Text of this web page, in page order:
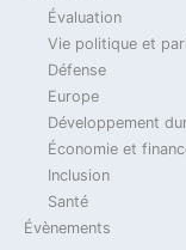
14 novembre 2023
Évaluation
Vie politique et
Défense
Europe
Développement
Économie et
Inclusion
Santé
Évènements